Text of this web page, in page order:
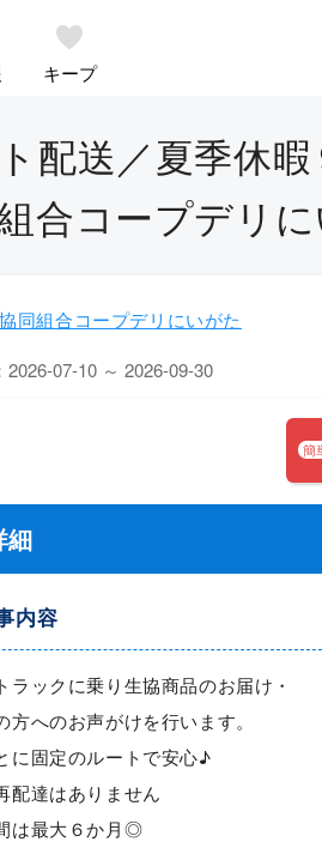
キープ
配送／夏季休
合コープデリ
同組合コープデリにいがた
2026-07-10 ～ 2026-09-30
簡
細
内容
ラックに乗り生協商品のお届け・
方へのお声がけを行います。
に固定のルートで安心♪
配達はありません
は最大６か月◎